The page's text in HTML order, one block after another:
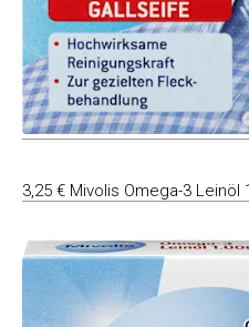
3,25 € Mivolis Omega-3 Leinöl